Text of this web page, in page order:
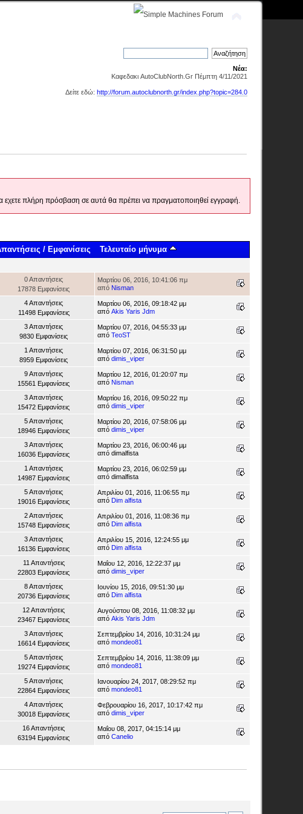
Νέα:
Καφεδακι AutoClubNorth.Gr Πέμπτη 4/11/2021
Δείτε εδώ: http://forum.autoclubnorth.gr/index.php?topic=284.0
εχετε πλήρη πρόσβαση σε αυτά θα πρέπει να πραγματοποιηθεί εγγραφή.
/ Εμφανίσεις Τελευταίο μήνυμα
0 Απαντήσεις
17878 Εμφανίσεις
Μαρτίου 06, 2016, 10:41:06 πμ
από Nisman
4 Απαντήσεις
11498 Εμφανίσεις
Μαρτίου 06, 2016, 09:18:42 μμ
απόAkis Yaris Jdm
3 Απαντήσεις
9830 Εμφανίσεις
Μαρτίου 07, 2016, 04:55:33 μμ
απόTeoST
1 Απαντήσεις
8959 Εμφανίσεις
Μαρτίου 07, 2016, 06:31:50 μμ
απόdimis_viper
9 Απαντήσεις
15561 Εμφανίσεις
Μαρτίου 12, 2016, 01:20:07 πμ
από Nisman
3 Απαντήσεις
15472 Εμφανίσεις
Μαρτίου 16, 2016, 09:50:22 πμ
απόdimis_viper
5 Απαντήσεις
18946 Εμφανίσεις
Μαρτίου 20, 2016, 07:58:06 μμ
απόdimis_viper
3 Απαντήσεις
16036 Εμφανίσεις
Μαρτίου 23, 2016, 06:00:46 μμ
από dimalfista
1 Απαντήσεις
14987 Εμφανίσεις
Μαρτίου 23, 2016, 06:02:59 μμ
από dimalfista
5 Απαντήσεις
19016 Εμφανίσεις
Απριλίου 01, 2016, 11:06:55 πμ
από Dim alfista
2 Απαντήσεις
15748 Εμφανίσεις
Απριλίου 01, 2016, 11:08:36 πμ
από Dim alfista
3 Απαντήσεις
16136 Εμφανίσεις
Απριλίου 15, 2016, 12:24:55 μμ
από Dim alfista
11 Απαντήσεις
22803 Εμφανίσεις
Μαΐου 12, 2016, 12:22:37 μμ
απόdimis_viper
8 Απαντήσεις
20736 Εμφανίσεις
Ιουνίου 15, 2016, 09:51:30 μμ
από Dim alfista
12 Απαντήσεις
23467 Εμφανίσεις
Αυγούστου 08, 2016, 11:08:32 μμ
απόAkis Yaris Jdm
3 Απαντήσεις
16614 Εμφανίσεις
Σεπτεμβρίου 14, 2016, 10:31:24 μμ
απόmondeo81
5 Απαντήσεις
19274 Εμφανίσεις
Σεπτεμβρίου 14, 2016, 11:38:09 μμ
απόmondeo81
5 Απαντήσεις
22864 Εμφανίσεις
Ιανουαρίου 24, 2017, 08:29:52 πμ
απόmondeo81
4 Απαντήσεις
30018 Εμφανίσεις
Φεβρουαρίου 16, 2017, 10:17:42 πμ
απόdimis_viper
16 Απαντήσεις
63194 Εμφανίσεις
Μαΐου 08, 2017, 04:15:14 μμ
απόCanelio